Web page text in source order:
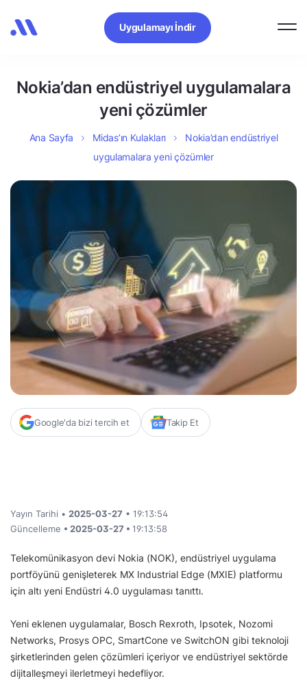
Uygulamayı İndir
Nokia’dan endüstriyel uygulamalara
yeni çözümler
Ana Sayfa Midas’ın Kulakları
Nokia’dan endüstriyel
uygulamalara yeni çözümler
Google'da bizi tercih et Takip Et
Yayın Tarihi • 2025-03-27 • 19:13:54
Güncelleme • 2025-03-27 • 19:13:58
Telekomünikasyon devi Nokia (NOK), endüstriyel uygulama
portföyünü genişleterek MX Industrial Edge (MXIE) platformu
için altı yeni Endüstri 4.0 uygulaması tanıttı.
Yeni eklenen uygulamalar, Bosch Rexroth, Ipsotek, Nozomi
Networks, Prosys OPC, SmartCone ve SwitchON gibi teknoloji
şirketlerinden gelen çözümleri içeriyor ve endüstriyel sektörde
dijitalleşmeyi ilerletmeyi hedefliyor.